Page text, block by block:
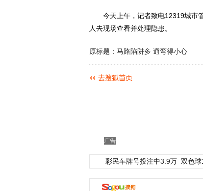
今天上午，记者致电12319城市管
人去现场查看并处理隐患。
原标题：马路陷阱多 遛弯得小心
广告
彩民车牌号投注中3.9万 双色